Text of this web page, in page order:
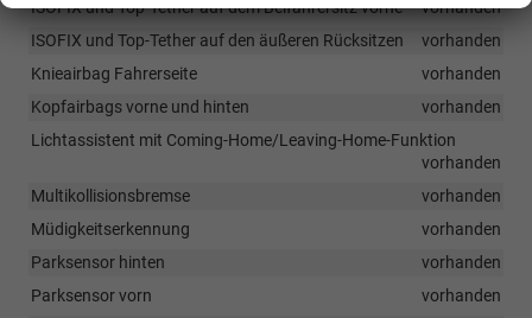
ISOFIX und Top-Tether auf dem Beifahrersitz vorne
vorhanden
ISOFIX und Top-Tether auf den äußeren Rücksitzen
vorhanden
Knieairbag Fahrerseite
vorhanden
Kopfairbags vorne und hinten
vorhanden
Lichtassistent mit Coming-Home/Leaving-Home-Funktion
vorhanden
Multikollisionsbremse
vorhanden
Müdigkeitserkennung
vorhanden
Parksensor hinten
vorhanden
Parksensor vorn
vorhanden